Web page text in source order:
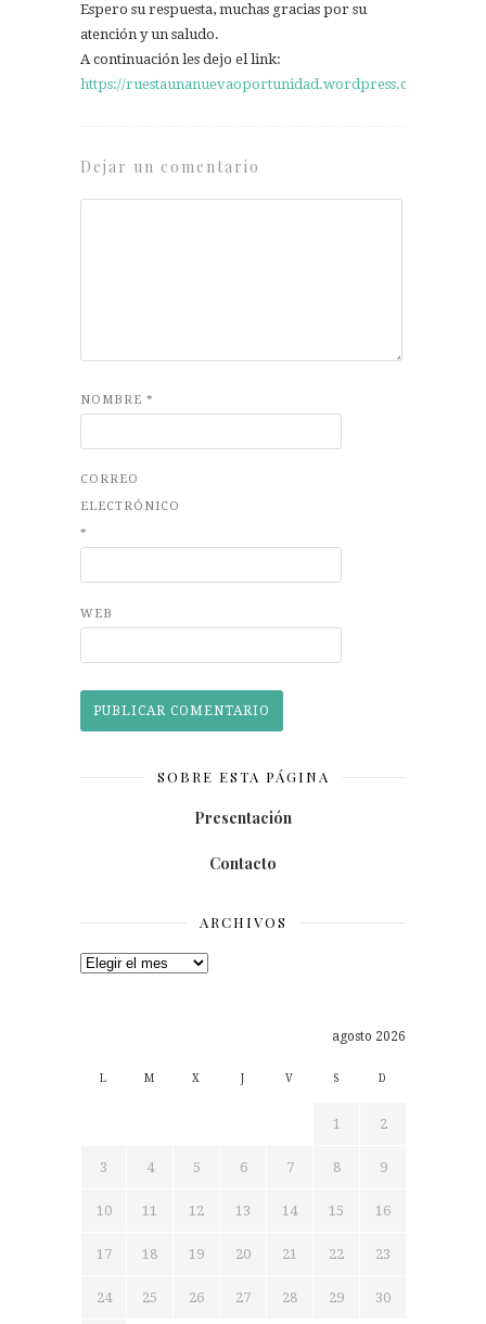
Espero su respuesta, muchas gracias por su
atención y un saludo.
A continuación les dejo el link:
https://ruestaunanuevaoportunidad.wordpress.com/
Dejar un comentario
NOMBRE *
CORREO
ELECTRÓNICO
*
WEB
SOBRE ESTA PÁGINA
Presentación
Contacto
ARCHIVOS
Archivos
agosto 2026
L M X J V S D
1 2
3 4 5 6 7 8 9
10 11 12 13 14 15 16
17 18 19 20 21 22 23
24 25 26 27 28 29 30